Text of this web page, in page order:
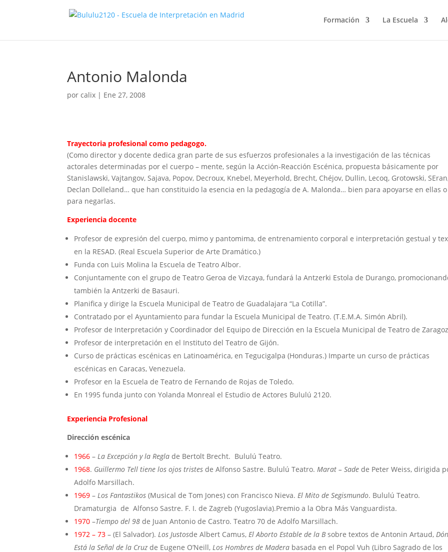
Formación La Escuela
Antonio Malonda
porcalix | Ene 27, 2008
Trayectoria profesional como pedagogo.
(Como director y docente dedica gran parte de sus esfuerzos profesionales a la investigación de las técnicas
actorales determinadas por el cuerpo – mente, según la Acción-Reacción Escénica, propuesta básicamente por
Stanislawski, Vajtangov, Sajava, Popov, Decroux, Knebel, Meyerhold, Brecht, Chéjov, Dullin, Lecoq, Grotowski,
Declan Dolleland… que han constituido la esencia en la pedagogía de A. Malonda… bien para apoyarse en ellas o
para negarlas.
Experiencia docente
Profesor de expresión del cuerpo, mimo y pantomima, de entrenamiento corporal e interpretación gestual y
en la RESAD. (Real Escuela Superior de Arte Dramático.)
Funda con Luis Molina la Escuela de Teatro Albor.
Conjuntamente con el grupo de Teatro Geroa de Vizcaya, fundará la Antzerki Estola de Durango,
también la Antzerki de Basauri.
Planifica y dirige la Escuela Municipal de Teatro de Guadalajara “La Cotilla”.
Contratado por el Ayuntamiento para fundar la Escuela Municipal de Teatro. (T.E.M.A. Simón Abril).
Profesor de Interpretación y Coordinador del Equipo de Dirección en la Escuela Municipal de Teatro de
Profesor de interpretación en el Instituto del Teatro de Gijón.
Curso de prácticas escénicas en Latinoamérica, en Tegucigalpa (Honduras.) Imparte un curso de prácticas
escénicas en Caracas, Venezuela.
Profesor en la Escuela de Teatro de Fernando de Rojas de Toledo.
En 1995 funda junto con Yolanda Monreal el Estudio de Actores Bululú 2120.
Experiencia Profesional
Dirección escénica
1966 –La Excepción y la Regla de Bertolt Brecht. Bululú Teatro.
1968. Guillermo Tell tiene los ojos tristes de Alfonso Sastre. Bululú Teatro.Marat – Sade de Peter Weiss, dirigida
Adolfo Marsillach.
1969 –Los Fantastikos (Musical de Tom Jones) con Francisco Nieva.El Mito de Segismundo. Bululú Teatro.
Dramaturgia de Alfonso Sastre. F. I. de Zagreb (Yugoslavia).Premio a la Obra Más Vanguardista.
1970 –Tiempo del 98 de Juan Antonio de Castro. Teatro 70 de Adolfo Marsillach.
1972 – 73 – (El Salvador).Los Justosde Albert Camus,El Aborto Estable de la Bsobre textos de Antonin Artaud,
Está la Señal de la Cruz de Eugene O’Neill,Los Hombres de Madera basada en el Popol Vuh (Libro Sagrado de los